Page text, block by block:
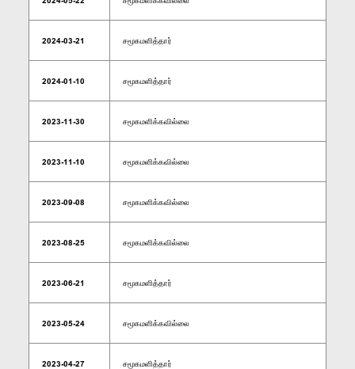
2024-03-21 சமூகமளித்தார்
2024-01-10 சமூகமளித்தார்
2023-11-30 சமூகமளிக்கவில்லை
2023-11-10 சமூகமளிக்கவில்லை
2023-09-08 சமூகமளிக்கவில்லை
2023-08-25 சமூகமளிக்கவில்லை
2023-06-21 சமூகமளித்தார்
2023-05-24 சமூகமளிக்கவில்லை
2023-04-27 சமூகமளித்தார்